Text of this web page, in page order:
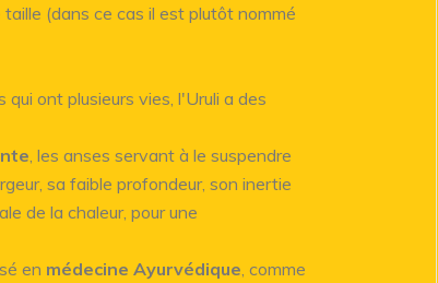
(dans ce cas il est plutôt nommé
ont plusieurs vies, l'Uruli a des
, les anses servant à le suspendre
sa faible profondeur, son inertie
de la chaleur, pour une
en médecine Ayurvédique , comme